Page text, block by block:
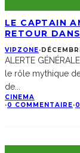
LE CAPTAIN
RETOUR
VIPZONE·
ALERTE
le rôle mythique
de
CINEMA
·0 COMMENTAIRE·0